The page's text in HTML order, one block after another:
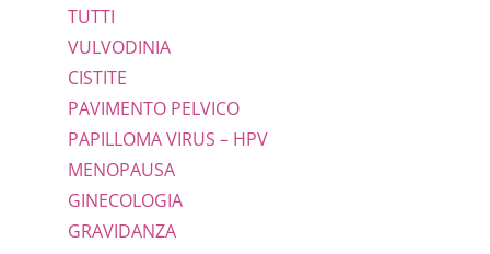
TUTTI
VULVODINIA
CISTITE
PAVIMENTO PELVICO
PAPILLOMA VIRUS – HPV
MENOPAUSA
GINECOLOGIA
GRAVIDANZA